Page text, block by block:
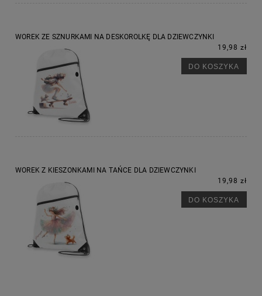
WOREK ZE SZNURKAMI NA DESKOROLKĘ DLA DZIEWCZYNKI
19,98 zł
DO KOSZYKA
WOREK Z KIESZONKAMI NA TAŃCE DLA DZIEWCZYNKI
19,98 zł
DO KOSZYKA